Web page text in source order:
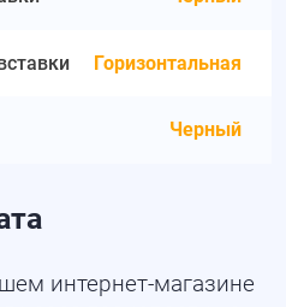
Горизонтальная
Черный
интернет-магазине